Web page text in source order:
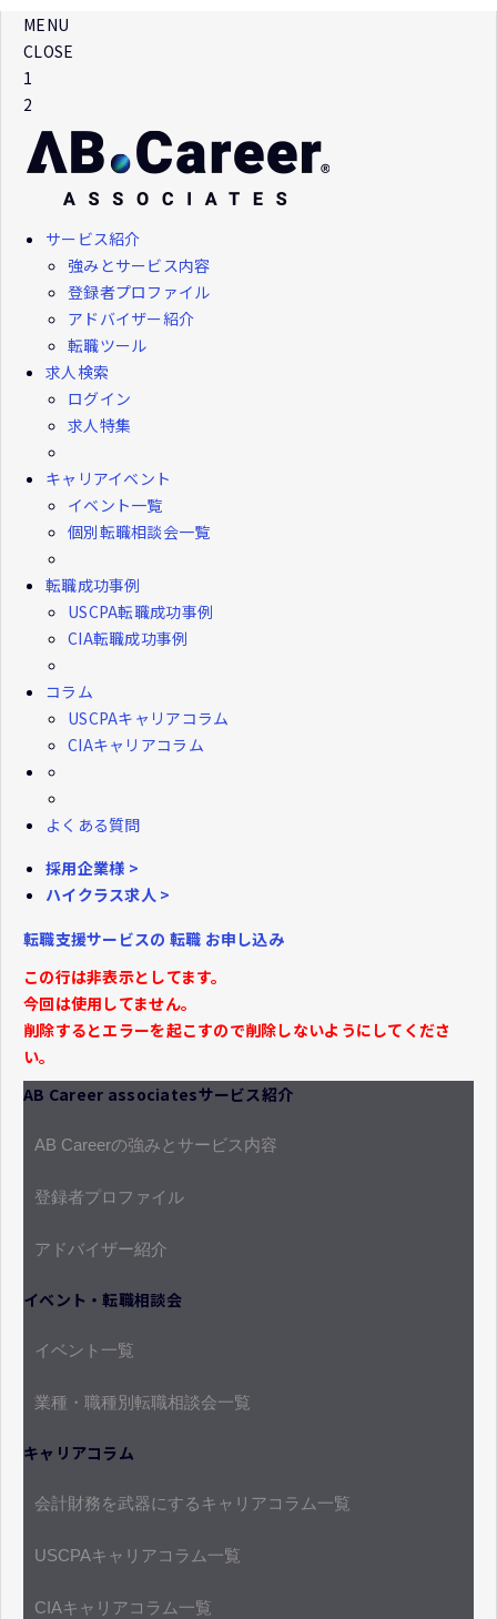
MENU
CLOSE
1
2
サービス紹介
強みとサービス内容
登録者プロファイル
アドバイザー紹介
転職ツール
求人検索
ログイン
求人特集
キャリアイベント
イベント一覧
個別転職相談会一覧
転職成功事例
USCPA転職成功事例
CIA転職成功事例
コラム
USCPAキャリアコラム
CIAキャリアコラム
よくある質問
採用企業様 >
ハイクラス求人 >
転職支援サービスの 転職 お申し込み
この行は非表示としてます。
今回は使用してません。
削除するとエラーを起こすので削除しないようにしてくださ
い。
AB Career associatesサービス紹介
AB Careerの強みとサービス内容
登録者プロファイル
アドバイザー紹介
イベント・転職相談会
イベント一覧
業種・職種別転職相談会一覧
キャリアコラム
会計財務を武器にするキャリアコラム一覧
USCPAキャリアコラム一覧
CIAキャリアコラム一覧